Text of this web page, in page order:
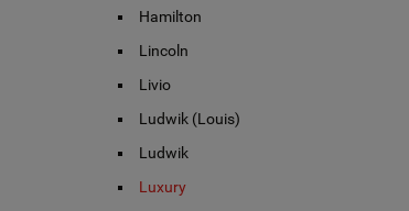
Hamilton
Lincoln
Livio
Ludwik (Louis)
Ludwik
Luxury